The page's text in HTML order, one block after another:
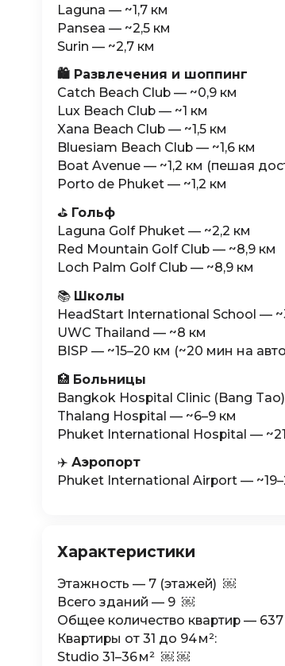
Laguna — ~1,7 км
Pansea — ~2,5 км
Surin — ~2,7 км
🛍️ Развлечения и шоппинг
Catch Beach Club — ~0,9 км
Lux Beach Club — ~1 км
Xana Beach Club — ~1,5 км
Bluesiam Beach Club — ~1,6 км
Boat Avenue — ~1,2 км (пешая
Porto de Phuket — ~1,2 км
⛳️ Гольф
Laguna Golf Phuket — ~2,2 км
Red Mountain Golf Club — ~8,9 км
Loch Palm Golf Club — ~8,9 км
📚 Школы
HeadStart International School —
UWC Thailand — ~8 км
BISP — ~15–20 км (~20 мин на
🏥 Больницы
Bangkok Hospital Clinic (Bang
Thalang Hospital — ~6–9 км
Phuket International Hospital —
✈️ Аэропорт
Phuket International Airport —
Характеристики
Этажность — 7 (этажей) ￼
Всего зданий — 9 ￼
Общее количество квартир —
Квартиры от 31 до 94 м²:
Studio 31–36 м² ￼ ￼